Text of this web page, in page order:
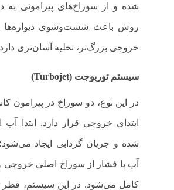
شده و از سوراخ‌های پیرامونی به
روش باعث شست‌وشوی دیواره‌ها
خروجی بزرگ‌تر، تخلیه آسان‌تری
سیستم توربوجت (Turbojet)
در این نوع، دو سوراخ در پیرامون
ابتدای خروجی قرار دارد. ابتدا آب
شده و جریان گردابی ایجاد
آب با فشار از سوراخ اصلی خروجی
کامل می‌شود. در این سیستم،